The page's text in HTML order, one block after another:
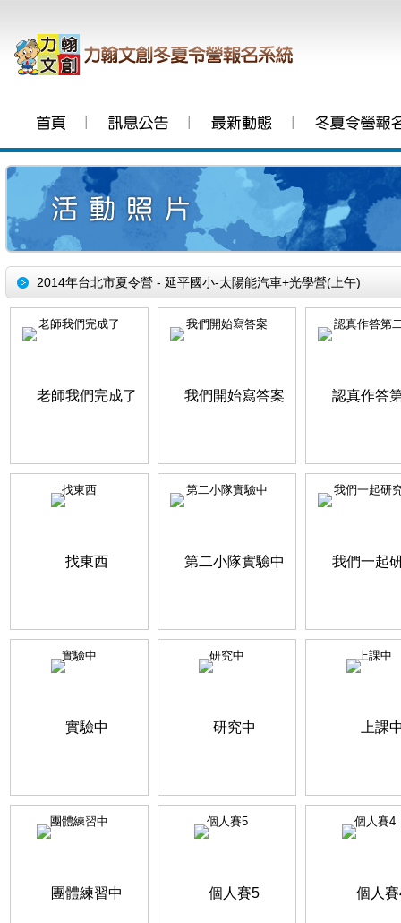
2014年台北市夏令營 - 延平國小-太陽能汽車+光學營(上午)
老師我們完成了 我們開始寫答案 認真作答第
找東西 第二小隊實驗中 我們一起研
實驗中 研究中 上課中
團體練習中 個人賽5 個人賽4